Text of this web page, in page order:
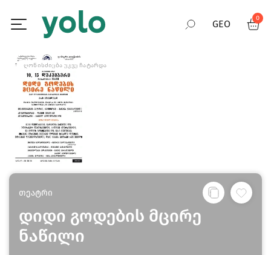
GEO
0
ᲦᲝᲜᲘᲡᲫᲘᲔᲑᲐ ᲣᲙᲕᲔ ᲩᲐᲢᲐᲠᲓᲐ
თეატრი
დიდი გოდების მცირე
ნაწილი